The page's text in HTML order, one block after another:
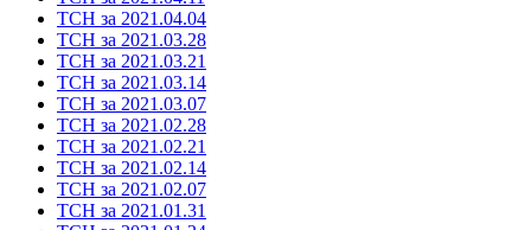
ТСН за 2021.04.04
ТСН за 2021.03.28
ТСН за 2021.03.21
ТСН за 2021.03.14
ТСН за 2021.03.07
ТСН за 2021.02.28
ТСН за 2021.02.21
ТСН за 2021.02.14
ТСН за 2021.02.07
ТСН за 2021.01.31